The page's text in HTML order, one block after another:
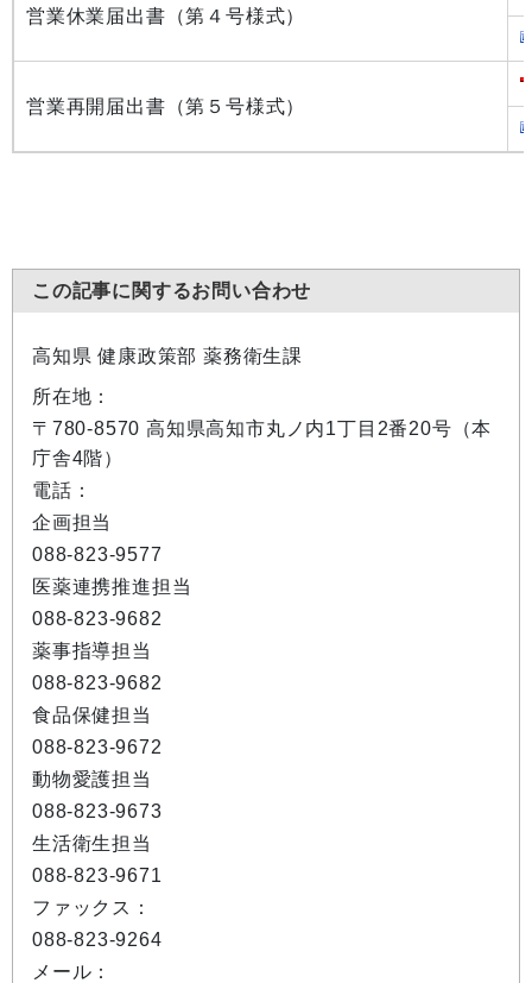
営業休業届出書（第４号様式）
営業再開届出書（第５号様式）
この記事に関するお問い合わせ
高知県 健康政策部 薬務衛生課
所在地：
〒780-8570 高知県高知市丸ノ内1丁目2番20号（本
庁舎4階）
電話：
企画担当
088-823-9577
医薬連携推進担当
088-823-9682
薬事指導担当
088-823-9682
食品保健担当
088-823-9672
動物愛護担当
088-823-9673
生活衛生担当
088-823-9671
ファックス：
088-823-9264
メール：